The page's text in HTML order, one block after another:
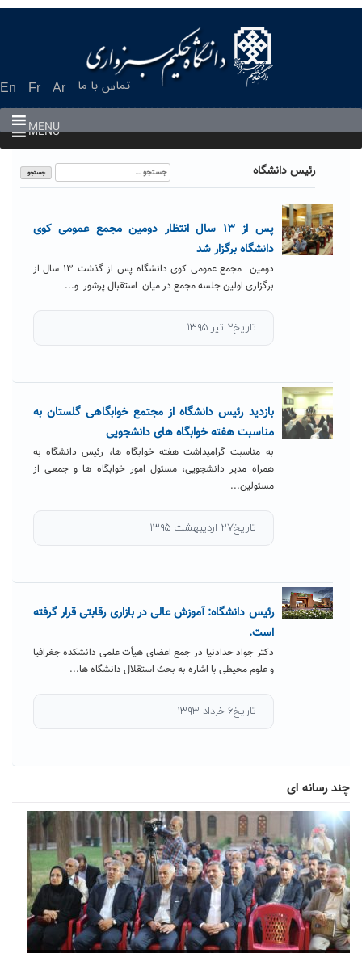
En Fr Ar تماس با ما
MENU
MENU
رئیس دانشگاه
جستجو
برای:
پس از ۱۳ سال انتظار دومین مجمع عمومی کوی
دانشگاه برگزار شد
دومین مجمع عمومی کوی دانشگاه پس از گذشت ۱۳ سال از
برگزاری اولین جلسه مجمع در میان استقبال پرشور و...
تاریخ۲ تیر ۱۳۹۵
بازدید رئیس دانشگاه از مجتمع خوابگاهی گلستان به
مناسبت هفته خوابگاه های دانشجویی
به مناسبت گرامیداشت هفته خوابگاه ها، رئیس دانشگاه به
همراه مدیر دانشجویی، مسئول امور خوابگاه ها و جمعی از
مسئولین...
تاریخ۲۷ اردیبهشت ۱۳۹۵
رئیس دانشگاه: آموزش عالی در بازاری رقابتی قرار گرفته
است.
دکتر جواد حدادنیا در جمع اعضای هیأت علمی دانشکده جغرافیا
و علوم محیطی با اشاره به بحث استقلال دانشگاه ها...
تاریخ۶ خرداد ۱۳۹۳
چند رسانه ای